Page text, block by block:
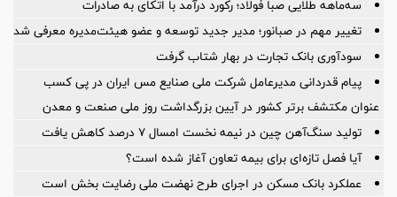
سه‌ماهه طلایی صبا فولاد؛ رکورد درآمد با اتکای به صادرات
تغییر مهم در صبانور؛ مدیر جدید توسعه و عضو هیئت‌مدیره معرفی شد
سودآوری بانک تجارت در بهار شتاب گرفت
پیام قدردانی مدیرعامل شرکت ملی صنایع مس ایران در پی کسب
عنوان مکتشف برتر کشور در آیین بزرگداشت روز ملی صنعت و معدن
تولید سنگ‌آهن چین در نیمه نخست امسال ۷ درصد کاهش یافت
آیا فصل تازه‌ای برای بیمه تعاون آغاز شده است؟
عملکرد بانک مسکن در اجرای طرح نهضت ملی رضایت بخش است